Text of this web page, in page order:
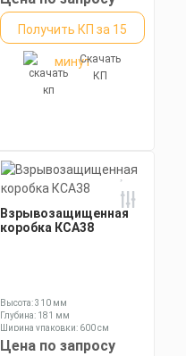
Получить КП за 15
минутСкачать
КП
Взрывозащищенная
коробка КСА38
Высота: 310 мм
Глубина: 181 мм
Ширина упаковки: 600 см
Цена по запросу